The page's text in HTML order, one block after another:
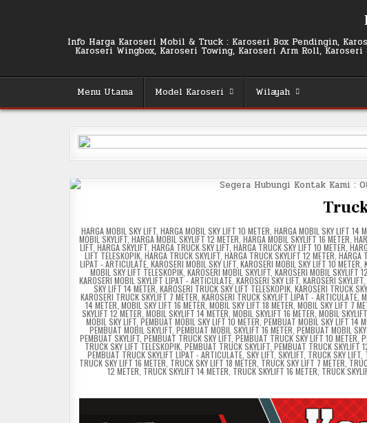
Info Harga Karoseri Mobil & Truck : Karoseri Box Pendingin,
Karoseri Wingbox, Karoseri Towing, Karoseri Arm Roll,
Menu Utama Model Karoseri Wilayah
POSTED
IN
HARGA MOBIL SKY LIFT ,HARGA MOBIL SKY LIFT 10 METER ,HARGA MOBIL SKY LIFT 14
MOBIL SKYLIFT, HARGA MOBIL SKYLIFT 12 METER HARGA MOBIL SKYLIFT 16 METER
LIFT ,HARGA SKYLIFT ,HARGA TRUCK SKY LIFT ,HARGA TRUCK SKY LIFT 10 METER ,
LIFT TELESKOPIK ,HARGA TRUCK SKYLIFT ,HARGA TRUCK SKYLIFT 12 METER ,HARGA
LIPAT - ARTICULATE ,KAROSERI MOBIL SKY LIFT ,KAROSERI MOBIL SKY LIFT 10 METER ,
MOBIL SKY LIFT TELESKOPIK ,KAROSERI MOBIL SKYLIFT ,KAROSERI MOBIL SKYLIFT
KAROSERI MOBIL SKYLIFT LIPAT - ARTICULATE ,KAROSERI SKY LIFT ,KAROSERI SKYLIFT
SKY LIFT 14 METER KAROSERI TRUCK SKY LIFT TELESKOPIK, KAROSERI TRUCK
KAROSERI TRUCK SKYLIFT 7 METER KAROSERI TRUCK SKYLIFT LIPAT - ARTICULATE,
14 METER MOBIL SKY LIFT 16 METER MOBIL SKY LIFT 18 METER MOBIL SKY LIFT 7
SKYLIFT 12 METER ,MOBIL SKYLIFT 14 METER ,MOBIL SKYLIFT 16 METER ,MOBIL
MOBIL SKY LIFT, PEMBUAT MOBIL SKY LIFT 10 METER PEMBUAT MOBIL SKY LIFT 14
PEMBUAT MOBIL SKYLIFT ,PEMBUAT MOBIL SKYLIFT 16 METER ,PEMBUAT MOBIL
PEMBUAT SKYLIFT, PEMBUAT TRUCK SKY LIFT, PEMBUAT TRUCK SKY LIFT 10 METER
TRUCK SKY LIFT TELESKOPIK ,PEMBUAT TRUCK SKYLIFT ,PEMBUAT TRUCK SKYLIFT
PEMBUAT TRUCK SKYLIFT LIPAT - ARTICULATE, SKY LIFT, SKYLIFT, TRUCK SKY LIFT,
TRUCK SKY LIFT 16 METER TRUCK SKY LIFT 18 METER TRUCK SKY LIFT 7 METER
12 METER TRUCK SKYLIFT 14 METER TRUCK SKYLIFT 16 METER TRUCK